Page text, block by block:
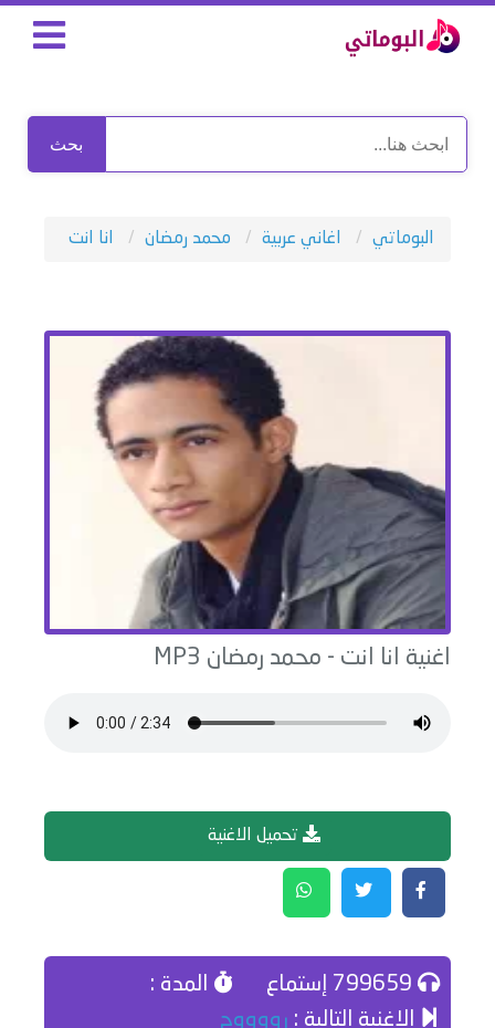
بحث
البوماتي اغاني عربية محمد رمضان انا انت
اغنية انا انت - محمد رمضان
تحميل الاغنية
المدة :
الاغنية التالية : رووووح